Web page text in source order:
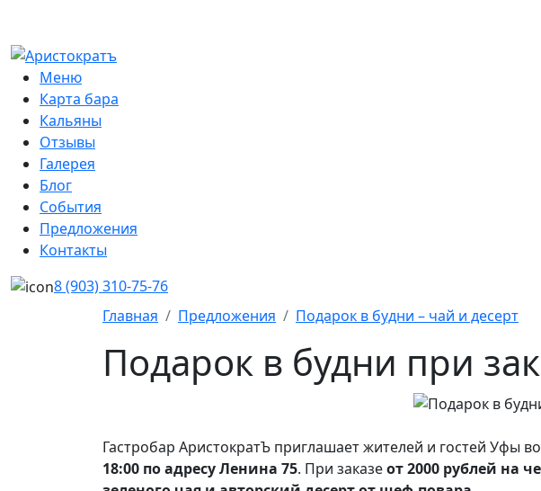
Меню
Карта бара
Кальяны
Отзывы
Галерея
Блог
События
Предложения
Контакты
8 (903) 310‑75‑76
Главная
Предложения Подарок в будни – чай и десерт
Подарок в будни при
Гастробар АристократЪ приглашает жителей и гостей Уфы
18:00 по адресу Ленина 75. При заказеот 2000 рублей на